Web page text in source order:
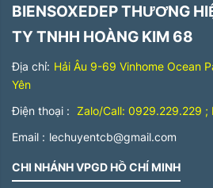
BIENSOXEDEP THƯƠNG
TY TNHH HOÀNG KIM 68
Địa chỉ: Hải Âu 9-69 Vinhome Ocean
Yên
Điện thoại : Zalo/Call: 0929.229.229
Email : lechuyentcb@gmail.com
CHI NHÁNH VPGD HỒ CHÍ MINH